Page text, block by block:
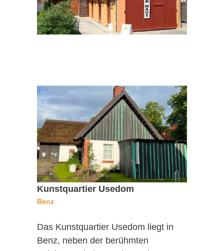
Kunstquartier Usedom
Benz
Das Kunstquartier Usedom liegt in
Benz, neben der berühmten